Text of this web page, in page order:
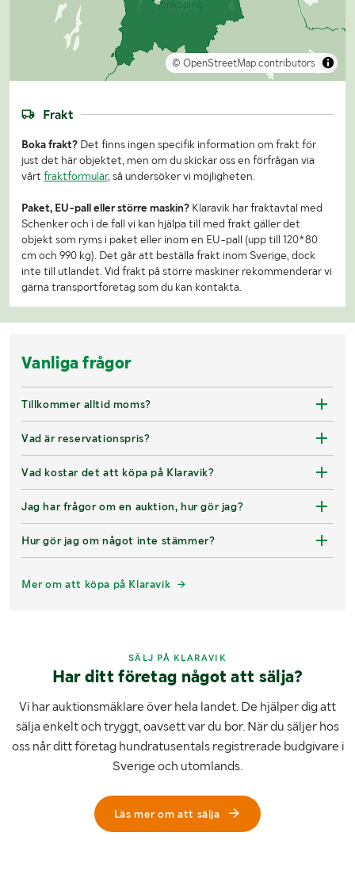
© OpenStreetMap contributors
Frakt
Boka frakt? Det finns ingen specifik information om frakt för
just det här objektet, men om du skickar oss en förfrågan via
vårt fraktformulär, så undersöker vi möjligheten.
Paket, EU-pall eller större maskin? Klaravik har fraktavtal med
Schenker och i de fall vi kan hjälpa till med frakt gäller det
objekt som ryms i paket eller inom en EU-pall (upp till 120*80
cm och 990 kg). Det går att beställa frakt inom Sverige, dock
inte till utlandet. Vid frakt på större maskiner rekommenderar vi
gärna transportföretag som du kan kontakta.
Vanliga frågor
Tillkommer alltid moms?
Vad är reservationspris?
Vad kostar det att köpa på Klaravik?
Jag har frågor om en auktion, hur gör jag?
Hur gör jag om något inte stämmer?
Mer om att köpa på Klaravik
SÄLJ PÅ KLARAVIK
Har ditt företag något att sälja?
Vi har auktionsmäklare över hela landet. De hjälper dig att
sälja enkelt och tryggt, oavsett var du bor. När du säljer hos
oss når ditt företag hundratusentals registrerade budgivare i
Sverige och utomlands.
Läs mer om att sälja